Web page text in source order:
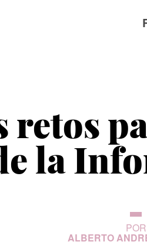
retos
la
POR
ALBERTO